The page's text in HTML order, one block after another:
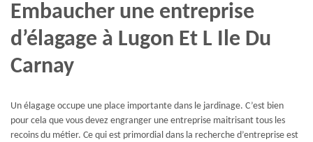
Embaucher une entreprise
d’élagage à Lugon Et L Ile Du
Carnay
Un élagage occupe une place importante dans le jardinage. C’est bien
pour cela que vous devez engranger une entreprise maitrisant tous les
recoins du métier. Ce qui est primordial dans la recherche d’entreprise est